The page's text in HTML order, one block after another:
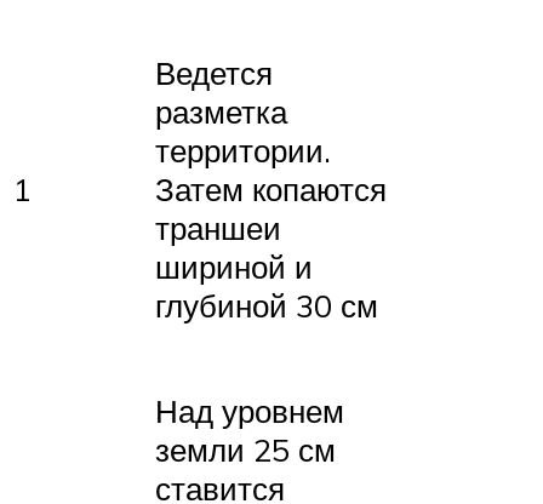
1
Ведется
разметка
территории.
Затем копаются
траншеи
шириной и
глубиной 30 см
Над уровнем
земли 25 см
ставится